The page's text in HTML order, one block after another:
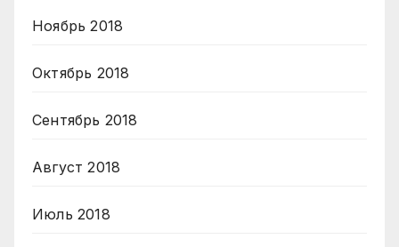
Ноябрь 2018
Октябрь 2018
Сентябрь 2018
Август 2018
Июль 2018